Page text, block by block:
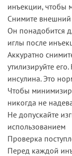
инъекции, чтобы
Снимите внешний
Он понадобится
иглы после
Аккуратно
утилизируйте
инсулина. Это
Чтобы
никогда не
Не допускайте
использованием
Проверка
Перед каждой